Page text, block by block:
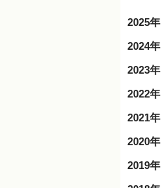
2025年
2024年
2023年
2022年
2021年
2020年
2019年